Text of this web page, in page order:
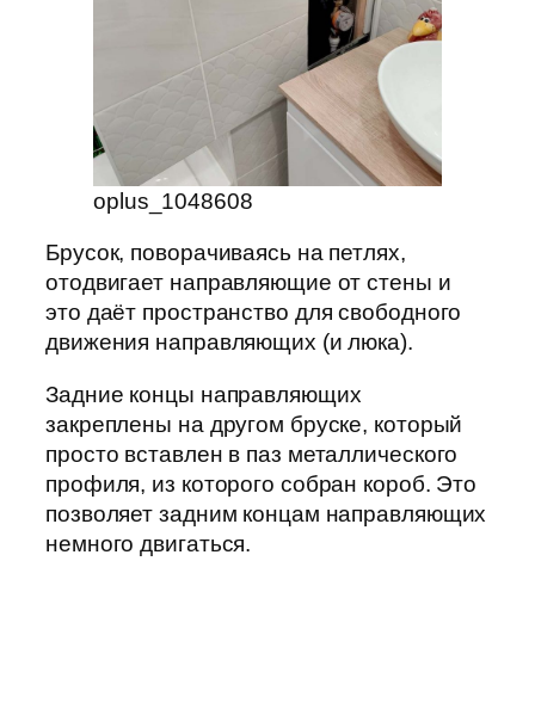
oplus_1048608
Брусок, поворачиваясь на петлях,
отодвигает направляющие от стены и
это даёт пространство для свободного
движения направляющих (и люка).
Задние концы направляющих
закреплены на другом бруске, который
просто вставлен в паз металлического
профиля, из которого собран короб. Это
позволяет задним концам направляющих
немного двигаться.